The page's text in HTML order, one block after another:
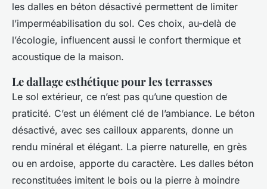
les dalles en béton désactivé permettent de limiter
l’imperméabilisation du sol. Ces choix, au-delà de
l’écologie, influencent aussi le confort thermique et
acoustique de la maison.
Le dallage esthétique pour les terrasses
Le sol extérieur, ce n’est pas qu’une question de
praticité. C’est un élément clé de l’ambiance. Le béton
désactivé, avec ses cailloux apparents, donne un
rendu minéral et élégant. La pierre naturelle, en grès
ou en ardoise, apporte du caractère. Les dalles béton
reconstituées imitent le bois ou la pierre à moindre